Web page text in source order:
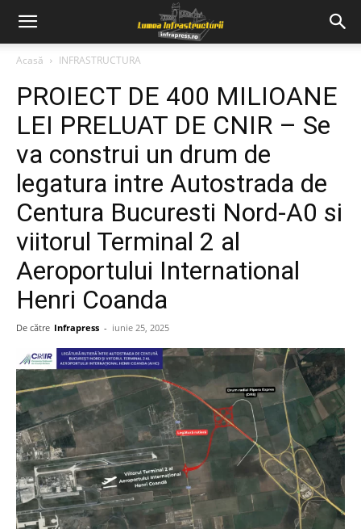
Acasă INFRASTRUCTURA
PROIECT DE 400 MILIOANE
LEI PRELUAT DE CNIR – Se
va construi un drum de
legatura intre Autostrada de
Centura Bucuresti Nord-A0 si
viitorul Terminal 2 al
Aeroportului International
Henri Coanda
De către Infrapress - iunie 25, 2025